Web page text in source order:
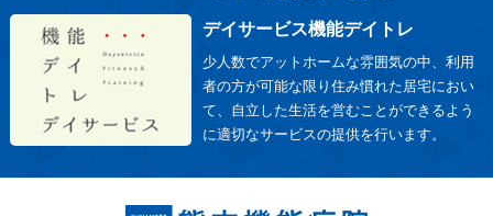
デイサービス機能デイトレ
少人数でアットホームな雰囲気の中、利用
者の方が可能な限り住み慣れた居宅におい
て、自立した生活を営むことができるよう
に適切なサービスの提供を行います。